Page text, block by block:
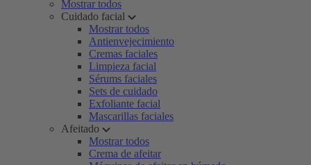
Mostrar todos
Cuidado facial
Mostrar todos
Antienvejecimiento
Cremas faciales
Limpieza facial
Sérums faciales
Sets de cuidado
Exfoliante facial
Mascarillas faciales
Afeitado
Mostrar todos
Crema de afeitar